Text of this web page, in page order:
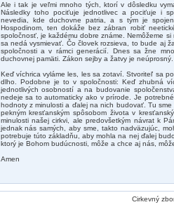
Ale i tak je veľmi mnoho tých, ktorí v dôsledku
Následky toho pociťuje jednotlivec a pociťuje i
nevedia, kde duchovne patria, a s tým je
Hospodinom, ten dokáže bez zábran robiť
spoločnosť, je každému dobre známe. Nemôžeme
sa nedá vysmievať. Čo človek rozsieva, to bude aj
spoločnosti a v rámci generácií. Dnes sa žne
duchovnej pamäti. Zákon sejby a žatvy je neúprosný.
Keď víchrica vyláme les, les sa zotaví. Stvoriteľ sa
dlho. Podobne je to v spoločnosti: Keď zhubná
jednotlivých osobností a na budovanie
nedeje sa to automaticky ako v prírode. Je
hodnoty z minulosti a ďalej na nich budovať. Tu
pekným kresťanským spôsobom života v
minulosti našej cirkvi, ale predovšetkým návrat k
jednak nás samých, aby sme, takto nadväzujúc,
potrebuje túto základňu, aby mohla na nej ďalej
ktorý je Bohom budúcnosti, môže a chce aj nás,
Amen
Cirkevný